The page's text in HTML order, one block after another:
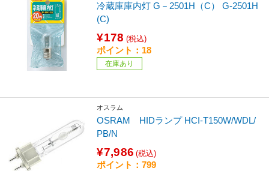
冷蔵庫庫内灯 G－2501H（C） G-2501H
(C)
¥178 (税込)
ポイント：18
在庫あり
オスラム
OSRAM HIDランプ HCI-T150W/WDL/
PB/N
¥7,986 (税込)
ポイント：799